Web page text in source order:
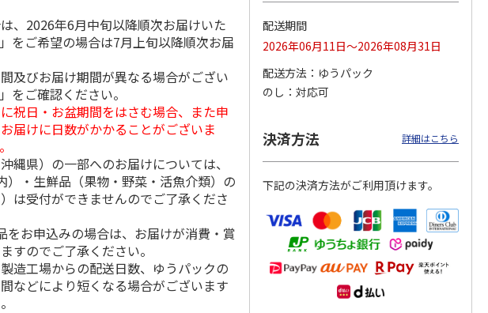
＞お徳用
麦」小豆島
麺
1）
円
税込)
＜ご自宅用＞島原手
（ひね）】
4.5（2）
2,940円
(送料・税込)
国産熟成 おいしい
す
5.0（1）
3,240円
(送料・税込)
＜お中元＞三輪素
麺 誉 Ｂ
2,950円
三輪素麺 正倉院文
様パッケージ細麺
白髭
4,200円
(送料・税込)
、2026年6月中旬以降順次お届けいた
をご希望の場合は7月上旬以降順次お届
及びお届け期間が異なる場合がござい
をご確認ください。
祝日・お盆期間をはさむ場合、また申
届けに日数がかかることがございま
縄県）の一部へのお届けについては、
）・生鮮品（果物・野菜・活魚介類）の
は受付ができませんのでご了承くださ
お申込みの場合は、お届けが消費・賞
すのでご了承ください。
造工場からの配送日数、ゆうパックの
などにより短くなる場合がございます
配送期間
2026年06月11日～2026年08月31日
配送方法
ゆうパック
のし
対応可
決済方法 詳細はこちら
下記の決済方法がご利用頂けます。